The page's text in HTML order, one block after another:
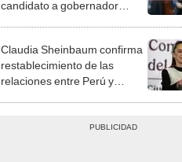
candidato a gobernador
Claudia Sheinbaum confirma
restablecimiento de las
relaciones entre Perú y